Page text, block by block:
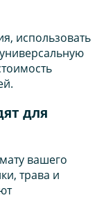
использовать
для
вашего
трава и